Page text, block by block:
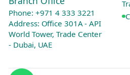
Phone: +971 4 333 3221
Address: Office 301A - API
World Tower, Trade Center
- Dubai, UAE